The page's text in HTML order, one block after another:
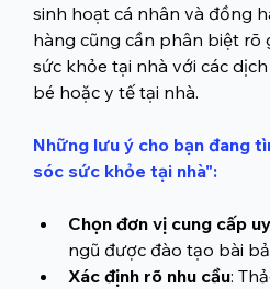
sinh hoạt cá nhân và đồng
hàng cũng cần phân biệt rõ
sức khỏe tại nhà với các
bé hoặc y tế tại nhà.
Những lưu ý cho bạn đang
sóc sức khỏe tại nhà":
Chọn đơn vị cung cấp
ngũ được đào tạo bài
Xác định rõ nhu cầu: